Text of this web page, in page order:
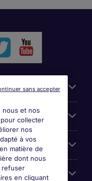
nous et nos
collecter
nos
à vos
matière de
dont nous
refuser
en cliquant
sans accepter